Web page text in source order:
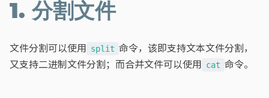
1. 分割文件
文件分割可以使用 split 命令，该即支持文本文件分割，
又支持二进制文件分割；而合并文件可以使用 cat 命令。